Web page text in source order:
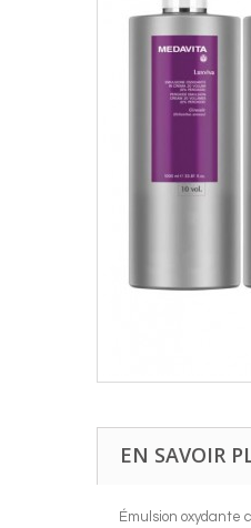
EN SAVOIR
Émulsion oxydante